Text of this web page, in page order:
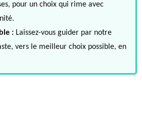
pour un choix qui rime avec
: Laissez-vous guider par notre
vers le meilleur choix possible, en